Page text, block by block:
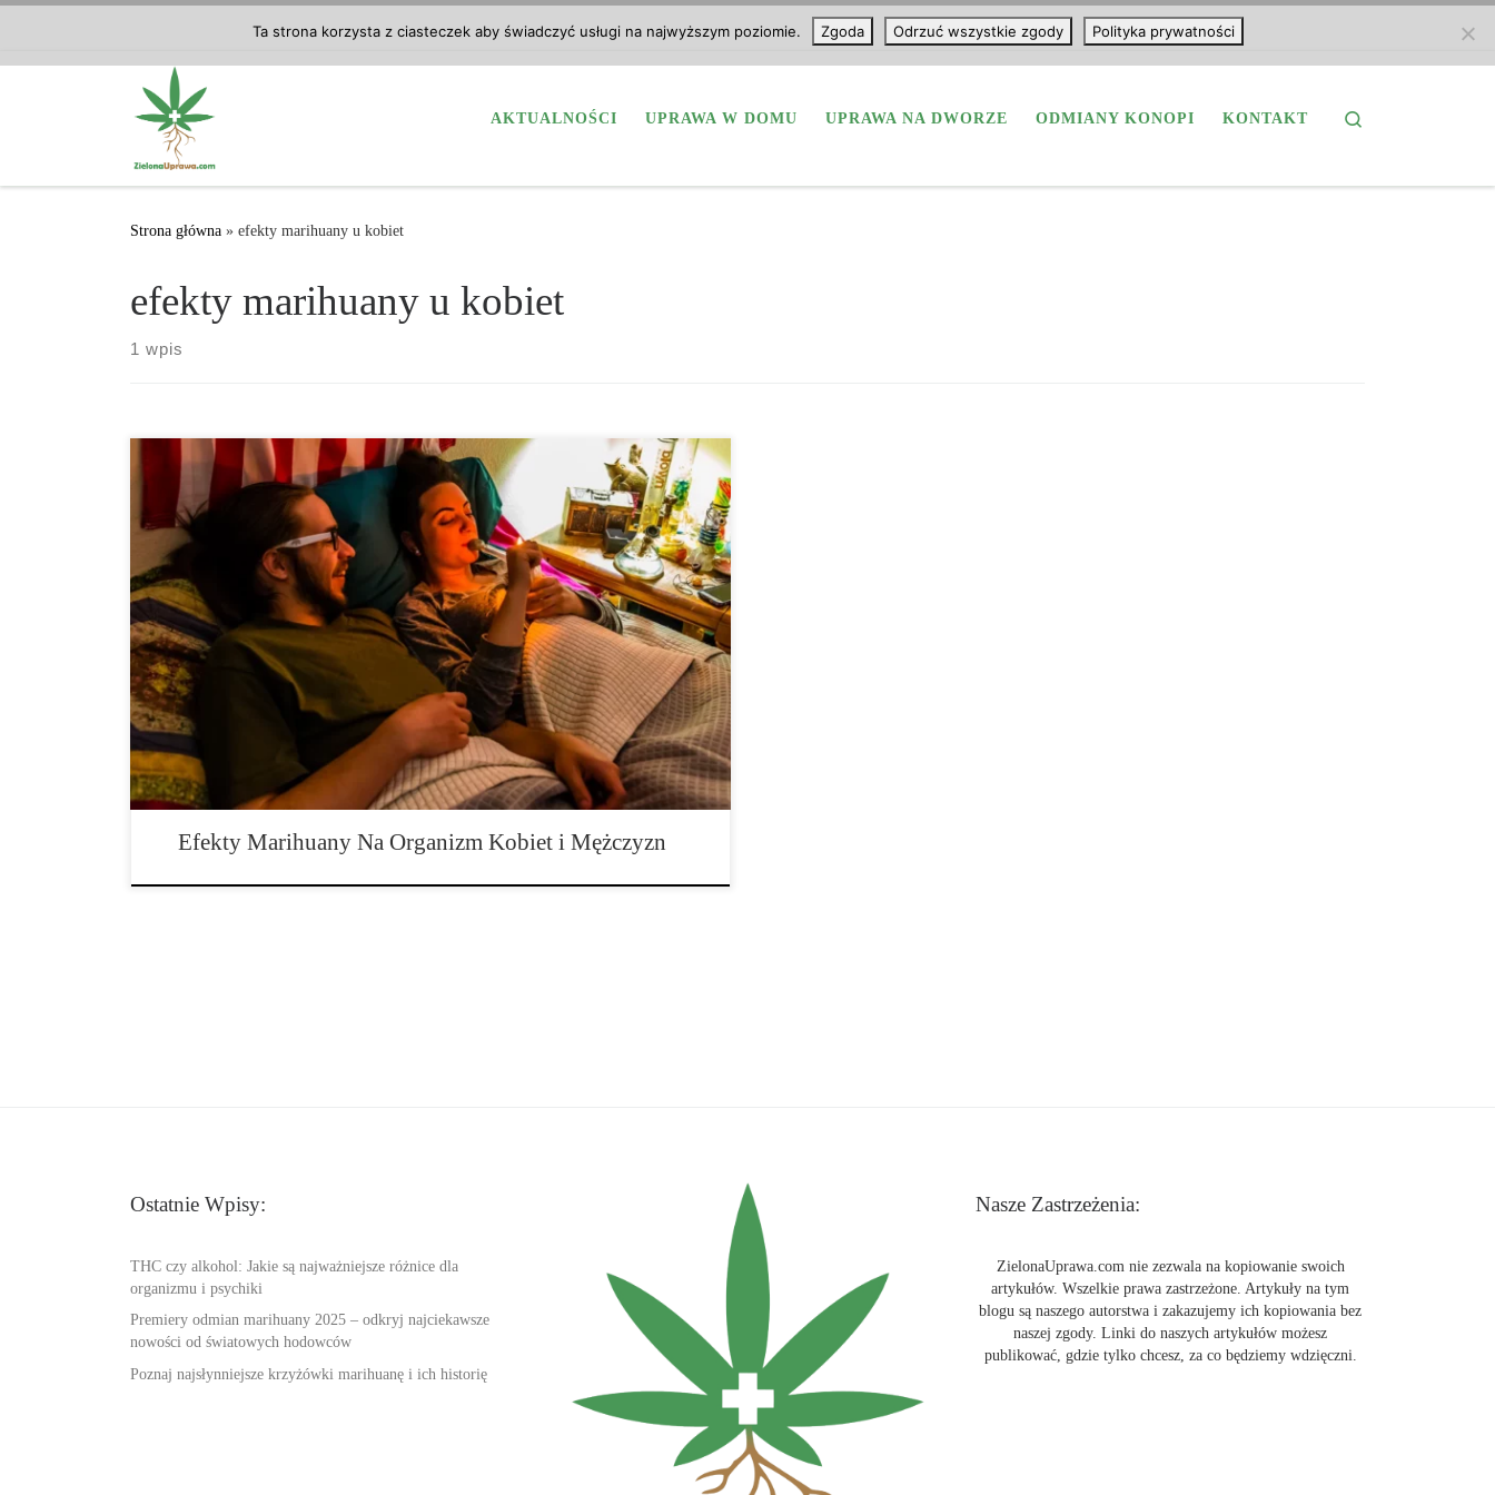
AKTUALNOŚCI UPRAWA W DOMU UPRAWA NA DWORZE ODMIANY KONOPI KONTAKT
Strona główna » efekty marihuany u kobiet
efekty marihuany u kobiet
1 wpis
Różnica w efektach marihuany na organizm kobiet i mężczyzn. Skutki marihuany mają
tendencję do podążania za pewnymi wzorami. Jednak niektórzy użytkownicy mogą
postrzegać nieco odmienne uczucia niż inni. Ma to sens, biorąc pod uwagę, że nie
wszyscy na tej planecie są tacy sami, dlatego też efekty są różne. Kiedy palisz […]
Efekty Marihuany Na Organizm Kobiet i Mężczyzn
Ostatnie Wpisy:
THC czy alkohol: Jakie są najważniejsze różnice dla
organizmu i psychiki
Premiery odmian marihuany 2025 – odkryj najciekawsze
nowości od światowych hodowców
Poznaj najsłynniejsze krzyżówki marihuanę i ich historię
Nasze Zastrzeżenia:
ZielonaUprawa.com nie zezwala na kopiowanie swoich
artykułów. Wszelkie prawa zastrzeżone. Artykuły na tym
blogu są naszego autorstwa i zakazujemy ich kopiowania bez
naszej zgody. Linki do naszych artykułów możesz
publikować, gdzie tylko chcesz, za co będziemy wdzięczni.
Ta strona korzysta z ciasteczek aby świadczyć usługi na najwyższym poziomie. Zgoda Odrzuć wszystkie zgody Polityka prywatności